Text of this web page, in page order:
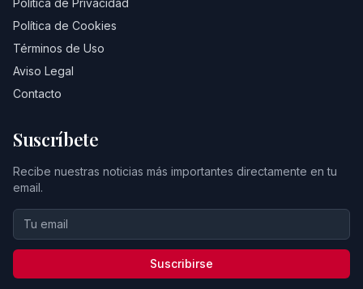
Política de Privacidad
Política de Cookies
Términos de Uso
Aviso Legal
Contacto
Suscríbete
Recibe nuestras noticias más importantes directamente en tu
email.
Suscribirse